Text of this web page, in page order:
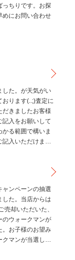
っちりです。お探
めにお問い合わせ
した。が天気がい
おります(..;)査定に
だきましたお客様
記入をお願いして
かる範囲で構いま
記入いただけます
おたずねくださ
ャンペーンの抽選
した。当店からは
売却いただいた、
のウォークマンが
。お子様のお望み
クマンが当選し、